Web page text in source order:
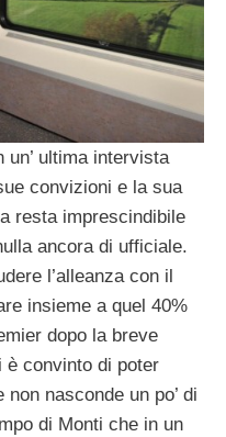
un’ ultima intervista
convizioni e la sua
resta imprescindibile
ancora di ufficiale.
l’alleanza con il
insieme a quel 40%
dopo la breve
è convinto di poter
nasconde un po’ di
di Monti che in un